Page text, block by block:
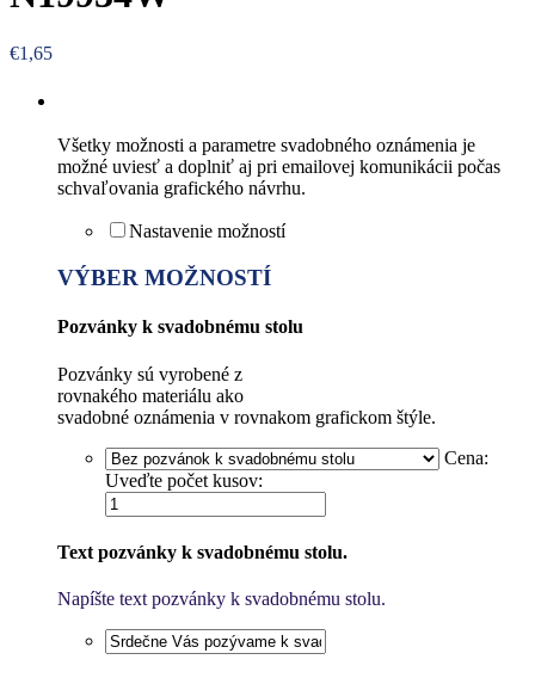
€1,65
Všetky možnosti a parametre svadobného oznámenia je
možné uviesť a doplniť aj pri emailovej komunikácii počas
schvaľovania grafického návrhu.
Nastavenie možností
VÝBER MOŽNOSTÍ
Pozvánky k svadobnému stolu
Pozvánky sú vyrobené z
rovnakého materiálu ako
svadobné oznámenia v rovnakom grafickom štýle.
Cena:
Uveďte počet kusov:
Text pozvánky k svadobnému stolu.
Napíšte text pozvánky k svadobnému stolu.